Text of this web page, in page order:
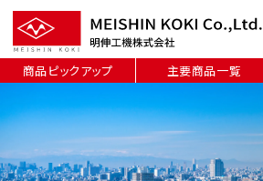
商品ピックアップ 主要商品一覧